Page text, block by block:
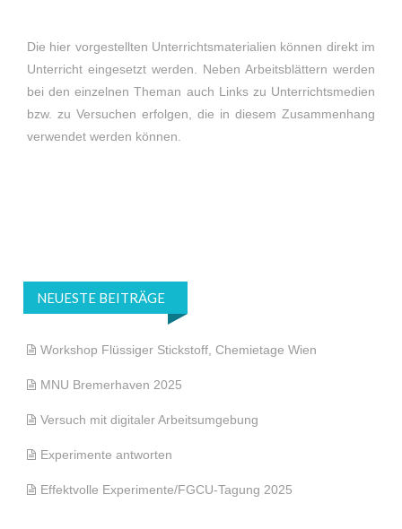
Die hier vorgestellten Unterrichtsmaterialien können direkt im
Unterricht eingesetzt werden. Neben Arbeitsblättern werden
bei den einzelnen Theman auch Links zu Unterrichtsmedien
bzw. zu Versuchen erfolgen, die in diesem Zusammenhang
verwendet werden können.
NEUESTE BEITRÄGE
Workshop Flüssiger Stickstoff, Chemietage Wien
MNU Bremerhaven 2025
Versuch mit digitaler Arbeitsumgebung
Experimente antworten
Effektvolle Experimente/FGCU-Tagung 2025